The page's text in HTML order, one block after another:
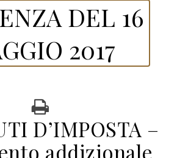
DEL 16
2017
D’IMPOSTA –
addizionale